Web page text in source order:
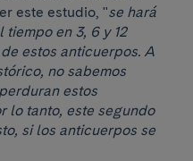
este estudio, "se hará
en 3, 6 y 12
estos anticuerpos. A
no sabemos
estos
lo tanto, este segundo
si los anticuerpos se